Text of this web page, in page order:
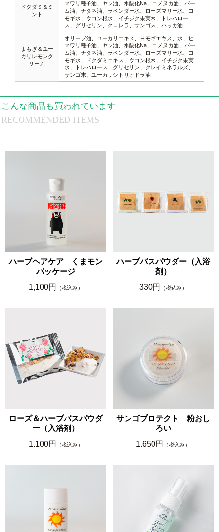
ドクダミ＆ミ
ント
マワリ種子油、ヤシ油、水酸化Na、コメヌカ油、パー
ム油、ナタネ油、ラベンダー水、ローズマリー水、ヨ
モギ水、ウコン根水、イチジク果実水、トレハロー
ス、グリセリン、クロレラ、サンゴ末、ハッカ油
よもぎ＆ユー
カリレモンク
リーム
オリーブ油、ユーカリエキス、ヨモギエキス、水、ヒ
マワリ種子油、ヤシ油、水酸化Na、コメヌカ油、パー
ム油、ナタネ油、ラベンダー水、ローズマリー水、ヨ
モギ水、ドクダミエキス、ウコン根水、イチジク果実
水、トレハロース、グリセリン、クレイミネラルズ、
サンゴ末、ユーカリシトリオドラ油
RECOMMENDED ITEMS
こんな商品も買われています
ハーブヘアケア くまモン
パッケージ
1,100円
（税込み）
ハーブバスパウダー（入浴
剤）
330円
（税込み）
ローズ＆ハーブバスパウダ
ー（入浴剤）
1,100円
（税込み）
サンゴプロテクト 粉おし
ろい
1,650円
（税込み）